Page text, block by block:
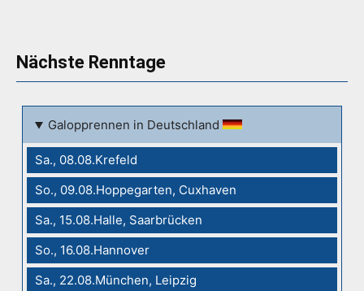
Nächste Renntage
Galopprennen in Deutschland
Sa., 08.08.Krefeld
So., 09.08.Hoppegarten, Cuxhaven
Sa., 15.08.Halle, Saarbrücken
So., 16.08.Hannover
Sa., 22.08.München, Leipzig